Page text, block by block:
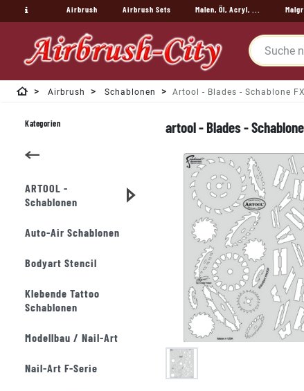
Airbrush Airbrush Sets Malen, Öl, Acryl, ...
Airbrush Schablonen Artool - Blades - Schablone
artool - Blades -
Kategorien
ARTOOL -
Schablonen
Auto-Air Schablonen
Bodyart Stencil
Klebende Tattoo
Schablonen
Modellbau / Nail-Art
Nail-Art F-Serie